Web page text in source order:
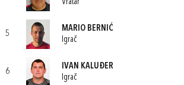
Vratar
5
MARIO BERNIĆ
Igrač
6
IVAN KALUĐER
Igrač